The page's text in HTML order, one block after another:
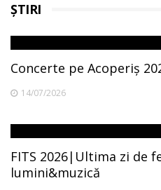
ȘTIRI
Concerte pe Acoperiș
14/07/2026
FITS 2026|Ultima zi de
lumini&muzică